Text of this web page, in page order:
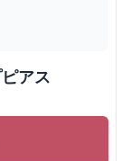
アス